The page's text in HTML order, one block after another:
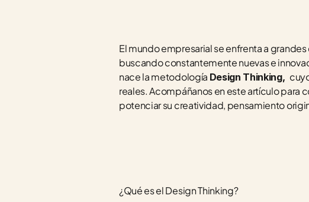
El mundo empresarial se enfrenta a
buscando constantemente nuevas e
nace la metodología Design Thinking,
reales. Acompáñanos en este artículo
potenciar su creatividad, pensamiento
¿Qué es el Design Thinking?